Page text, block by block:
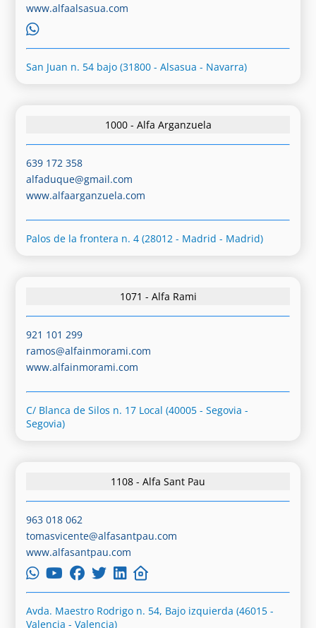
www.alfaalsasua.com
San Juan n. 54 bajo (31800 - Alsasua - Navarra)
1000 - Alfa Arganzuela
639 172 358
alfaduque@gmail.com
www.alfaarganzuela.com
Palos de la frontera n. 4 (28012 - Madrid - Madrid)
1071 - Alfa Rami
921 101 299
ramos@alfainmorami.com
www.alfainmorami.com
C/ Blanca de Silos n. 17 Local (40005 - Segovia -
Segovia)
1108 - Alfa Sant Pau
963 018 062
tomasvicente@alfasantpau.com
www.alfasantpau.com
Avda. Maestro Rodrigo n. 54, Bajo izquierda (46015 -
Valencia - Valencia)